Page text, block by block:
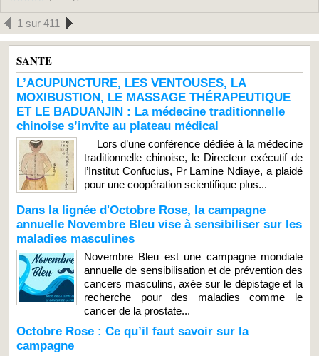
1 sur 411
SANTE
L’ACUPUNCTURE, LES VENTOUSES, LA
MOXIBUSTION, LE MASSAGE THÉRAPEUTIQUE
ET LE BADUANJIN : La médecine traditionnelle
chinoise s’invite au plateau médical
Lors d’une conférence dédiée à la médecine
traditionnelle chinoise, le Directeur exécutif de
l’Institut Confucius, Pr Lamine Ndiaye, a plaidé
pour une coopération scientifique plus...
Dans la lignée d'Octobre Rose, la campagne
annuelle Novembre Bleu vise à sensibiliser sur les
maladies masculines
Novembre Bleu est une campagne mondiale
annuelle de sensibilisation et de prévention des
cancers masculins, axée sur le dépistage et la
recherche pour des maladies comme le
cancer de la prostate...
Octobre Rose : Ce qu’il faut savoir sur la
campagne